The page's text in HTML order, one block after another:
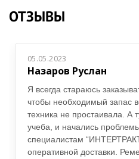
ОТЗЫВЫ
05.05.2023
Назаров Руслан
Я всегда стараюсь
чтобы необходимый запас
техника не простаивала. А
учеба, и начались
специалистам
оперативной доставки.